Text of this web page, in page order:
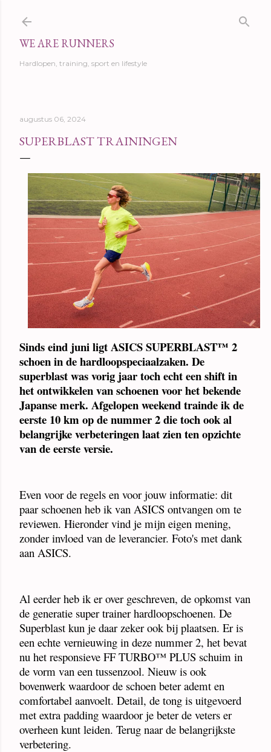
WE ARE RUNNERS
Hardlopen, training, sport en lifestyle
augustus 06, 2024
SUPERBLAST TRAININGEN
Sinds eind juni ligt ASICS SUPERBLAST™ 2
schoen in de hardloopspeciaalzaken. De
superblast was vorig jaar toch echt een shift in
het ontwikkelen van schoenen voor het bekende
Japanse merk. Afgelopen weekend trainde ik de
eerste 10 km op de nummer 2 die toch ook al
belangrijke verbeteringen laat zien ten opzichte
van de eerste versie.
Even voor de regels en voor jouw informatie: dit
paar schoenen heb ik van ASICS ontvangen om te
reviewen. Hieronder vind je mijn eigen mening,
zonder invloed van de leverancier. Foto's met dank
aan ASICS.
Al eerder heb ik er over geschreven, de opkomst van
de generatie super trainer hardloopschoenen. De
Superblast kun je daar zeker ook bij plaatsen. Er is
een echte vernieuwing in deze nummer 2, het bevat
nu het responsieve FF TURBO™ PLUS schuim in
de vorm van een tussenzool. Nieuw is ook
bovenwerk waardoor de schoen beter ademt en
comfortabel aanvoelt. Detail, de tong is uitgevoerd
met extra padding waardoor je beter de veters er
overheen kunt leiden. Terug naar de belangrijkste
verbetering.